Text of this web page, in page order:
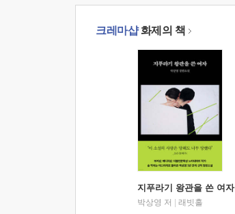
크레마샵화제의 책
지푸라기 왕관을 쓴 여자
박상영 저
래빗홀